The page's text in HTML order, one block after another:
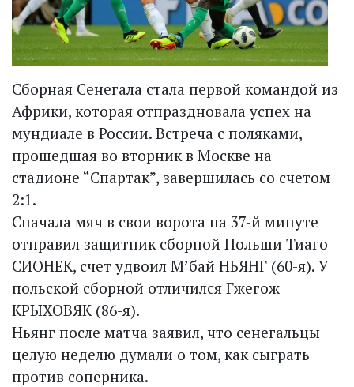
Сборная Сенегала стала первой командой из
Африки, которая отпраздновала успех на
мундиале в России. Встреча с поляками,
прошедшая во вторник в Москве на
стадионе “Спартак”, завершилась со счетом
2:1.
Сначала мяч в свои ворота на 37-й минуте
отправил защитник сборной Польши Тиаго
СИОНЕК, счет удвоил М’бай НЬЯНГ (60-я). У
польской сборной отличился Гжегож
КРЫХОВЯК (86-я).
Ньянг после матча заявил, что сенегальцы
целую неделю думали о том, как сыграть
против соперника.